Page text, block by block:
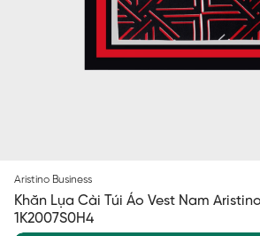
Aristino Business
Khăn Lụa Cài Túi Áo Vest Nam
1K2007S0H4